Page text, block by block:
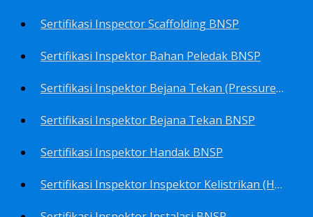
Sertifikasi Inspector Scaffolding BNSP
Sertifikasi Inspektor Bahan Peledak BNSP
Sertifikasi Inspektor Bejana Tekan (Pressure Vessel Inspector) BNSP
Sertifikasi Inspektor Bejana Tekan BNSP
Sertifikasi Inspektor Handak BNSP
Sertifikasi Inspektor Inspektor Kelistrikan (Harga Khusus) BNSP